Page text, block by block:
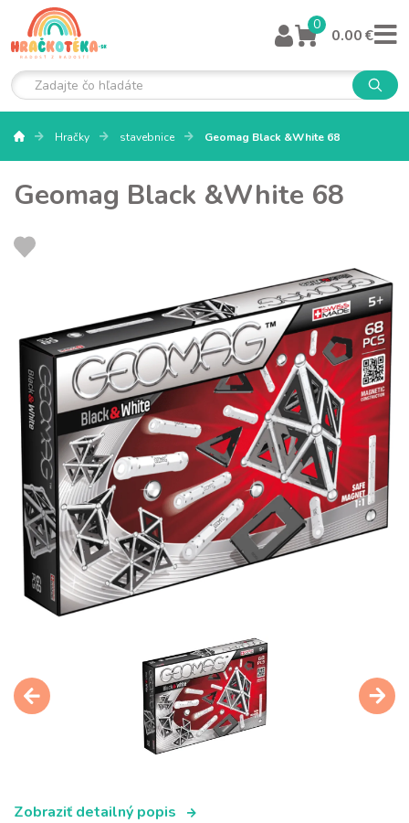
0
0.00 €
Hračky stavebnice Geomag Black &White 68
Geomag Black &White 68
Zobraziť detailný popis